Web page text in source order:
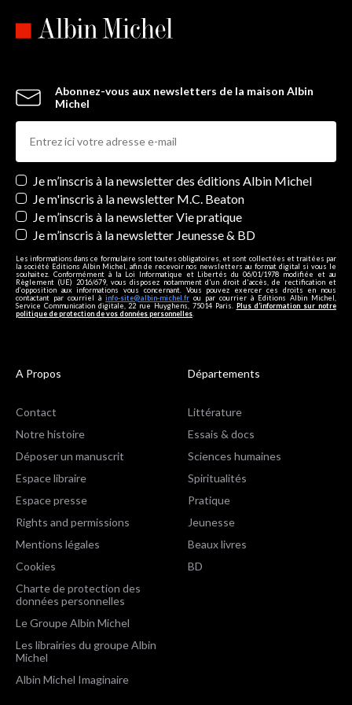
Abonnez-vous aux newsletters de la maison Albin
Michel
Newsletters
Je m’inscris à la newsletter des éditions Albin Michel
Je m'inscris à la newsletter M.C. Beaton
Je m’inscris à la newsletter Vie pratique
Je m’inscris à la newsletter Jeunesse & BD
Les informations dans ce formulaire sont toutes obligatoires, et sont collectées et traitées par
la société Editions Albin Michel, afin de recevoir nos newsletters au format digital si vous le
souhaitez. Conformément à la Loi Informatique et Libertés du 06/01/1978 modifiée et au
Règlement (UE) 2016/679, vous disposez notamment d'un droit d'accès, de rectification et
d’opposition aux informations vous concernant. Vous pouvez exercer ces droits en nous
contactant par courriel à info-site@albin-michel.fr ou par courrier à Editions Albin Michel,
Service Communication digitale, 22 rue Huyghens, 75014 Paris. Plus d’information sur notre
politique de protection de vos données personnelles
A Propos
Contact
Notre histoire
Déposer un manuscrit
Espace libraire
Espace presse
Rights and permissions
Mentions légales
Cookies
Charte de protection des
données personnelles
Le Groupe Albin Michel
Les librairies du groupe Albin
Michel
Albin Michel Imaginaire
Départements
Littérature
Essais & docs
Sciences humaines
Spiritualités
Pratique
Jeunesse
Beaux livres
BD